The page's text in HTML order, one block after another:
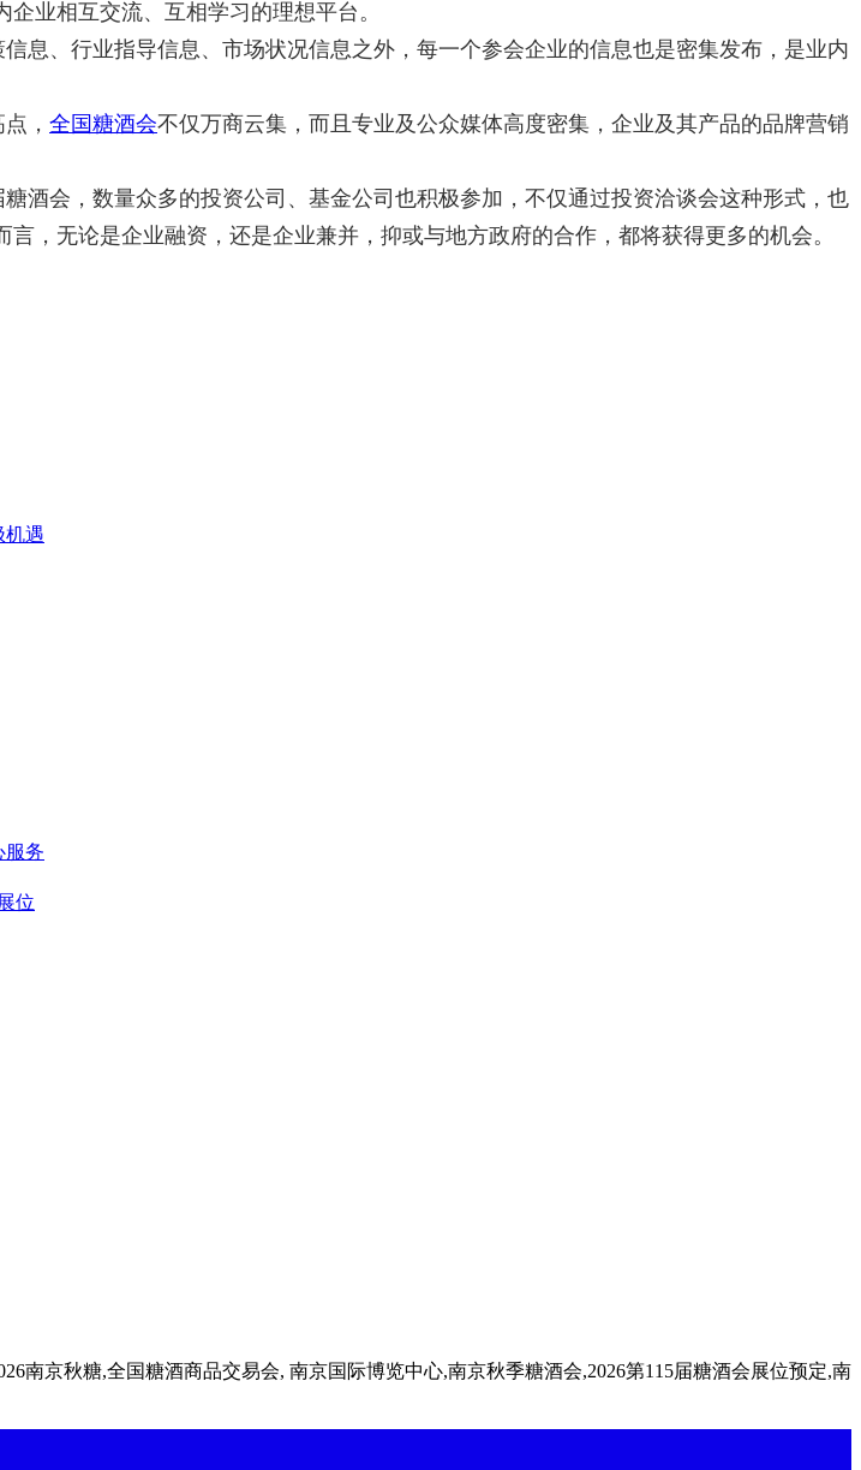
业相互交流、互相学习的理想平台。
息、行业指导信息、市场状况信息之外，每一个参会企业的信息也是密集发布，是业内
， 全国糖酒会不仅万商云集，而且专业及公众媒体高度密集，企业及其产品的品牌营销
酒会，数量众多的投资公司、基金公司也积极参加，不仅通过投资洽谈会这种形式，也
，无论是企业融资，还是企业兼并，抑或与地方政府的合作，都将获得更多的机会。
机遇
服务
位
南京秋糖,全国糖酒商品交易会, 南京国际博览中心,南京秋季糖酒会,2026第115届糖酒会展位预定,南